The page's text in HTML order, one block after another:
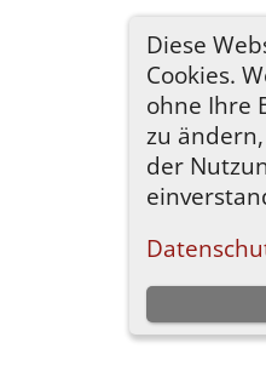
Diese
Cookies.
ohne Ihre
zu
der